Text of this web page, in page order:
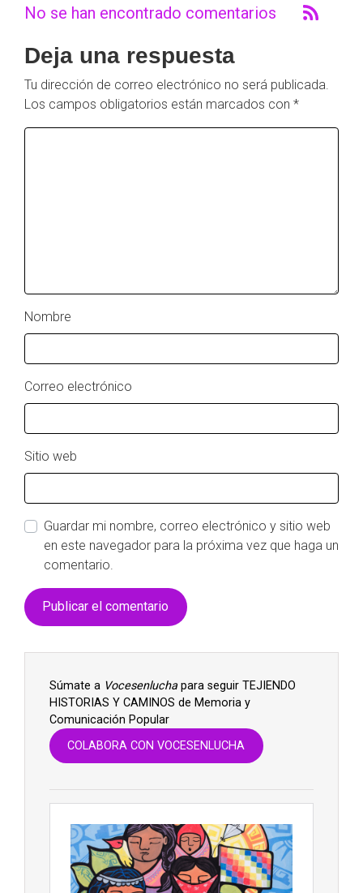
No se han encontrado comentarios
Deja una respuesta
Tu dirección de correo electrónico no será publicada.
Los campos obligatorios están marcados con *
Nombre
Correo electrónico
Sitio web
Guardar mi nombre, correo electrónico y sitio web
en este navegador para la próxima vez que haga un
comentario.
Súmate a Vocesenluchapara seguir TEJIENDO
HISTORIAS Y CAMINOS de Memoria y
Comunicación Popular
COLABORA CON VOCESENLUCHA